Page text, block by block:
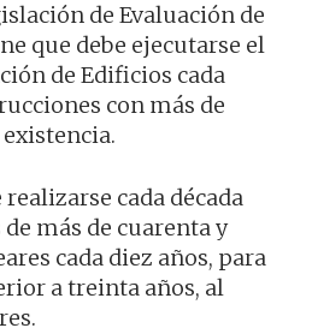
de Evaluación de
que debe ejecutarse el
de Edificios cada
con más de
cada década
más de cuarenta y
cada diez años, para
a treinta años, al